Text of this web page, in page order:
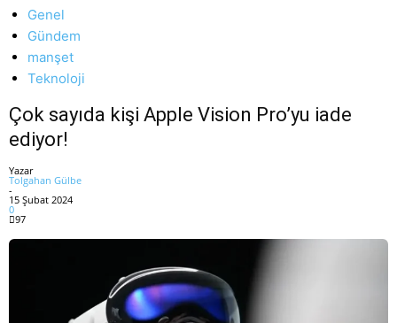
Genel
Gündem
manşet
Teknoloji
Çok sayıda kişi Apple Vision Pro’yu iade
ediyor!
Yazar
Tolgahan Gülbe
-
15 Şubat 2024
0
97